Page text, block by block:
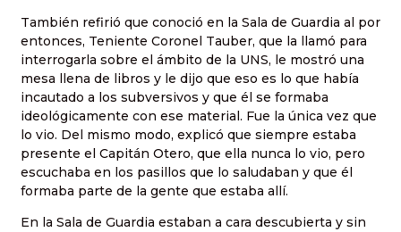
También refirió que conoció en la Sala de Guardia al por
entonces, Teniente Coronel Tauber, que la llamó para
interrogarla sobre el ámbito de la UNS, le mostró una
mesa llena de libros y le dijo que eso es lo que había
incautado a los subversivos y que él se formaba
ideológicamente con ese material. Fue la única vez que
lo vio. Del mismo modo, explicó que siempre estaba
presente el Capitán Otero, que ella nunca lo vio, pero
escuchaba en los pasillos que lo saludaban y que él
formaba parte de la gente que estaba allí.
En la Sala de Guardia estaban a cara descubierta y sin